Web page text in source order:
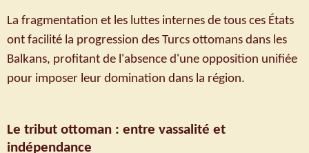
La fragmentation et les luttes internes de tous ces États
ont facilité la progression des Turcs ottomans dans les
Balkans, profitant de l'absence d'une opposition unifiée
pour imposer leur domination dans la région.
Le tribut ottoman : entre vassalité et
indépendance